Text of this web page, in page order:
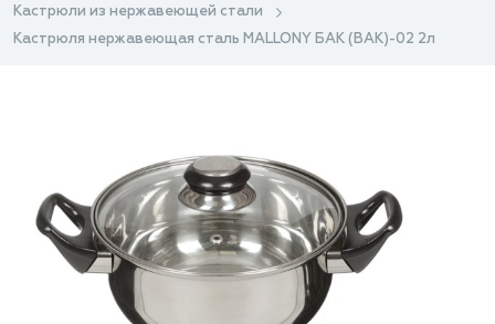
Кастрюли из нержавеющей стали
Кастрюля нержавеющая сталь MALLONY БАК (BAK)-02 2л